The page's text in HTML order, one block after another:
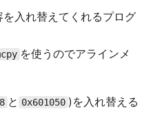
入れ替えてくれるプログ
を使うのでアラインメ
と 0x601050 )を入れ替える